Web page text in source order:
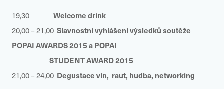
19,30 Welcome drink
20,00 – 21,00 Slavnostní vyhlášení výsledků soutěže
POPAI AWARDS 2015 a POPAI
STUDENT AWARD 2015
21,00 – 24,00 Degustace vín, raut, hudba, networking